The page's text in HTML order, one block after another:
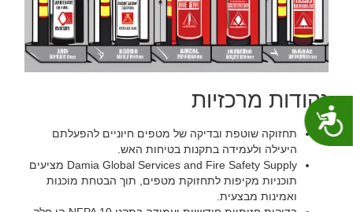
נגישות
‏נקודות מרכזיות‏
‏תחזוקה שוטפת ובדיקה של מטפים חיוניים להפעלתם
היעילה ולעמידה בתקנות בטיחות האש.‏
‏Damia Global Services and Fire Safety Supply מציעים
תוכניות מקיפות לתחזוקת מטפים, תוך הבטחת מוכנות
ואמינות מבצעית.‏